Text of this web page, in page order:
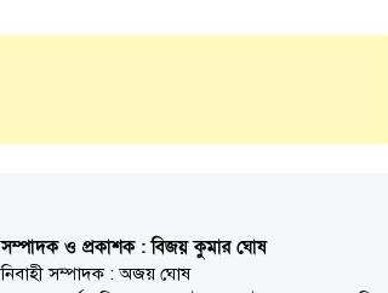
সম্পাদক ও প্রকাশক : বিজয় কুমার ঘোষ
নিবাহী সম্পাদক : অজয় ঘোষ